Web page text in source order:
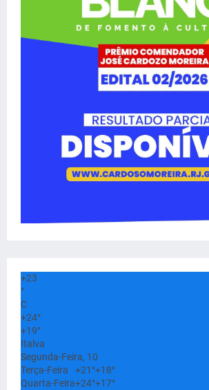
+23
°
C
+24°
+19°
Italva
Segunda-Feira, 10
Terça-Feira
+21°+18°
Quarta-Feira+24°+17°